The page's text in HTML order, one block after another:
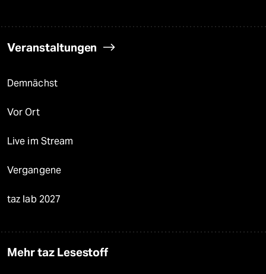
Veranstaltungen
Demnächst
Vor Ort
Live im Stream
Vergangene
taz lab 2027
Mehr taz Lesestoff